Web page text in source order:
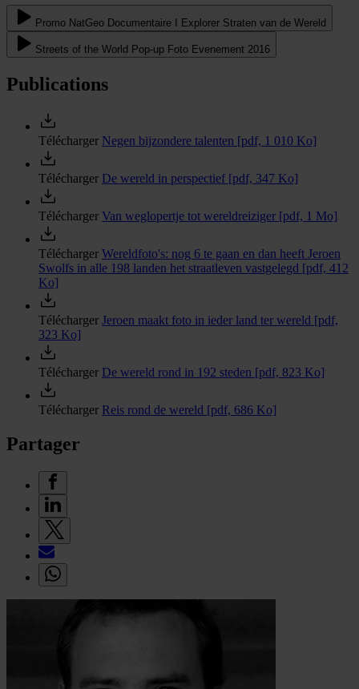
Promo NatGeo Documentaire I Explorer Straten van de Wereld
Streets of the World Pop-up Foto Evenement 2016
Publications
Télécharger Negen bijzondere talenten [pdf, 1 010 Ko]
Télécharger De wereld in perspectief [pdf, 347 Ko]
Télécharger Van weglopertje tot wereldreiziger [pdf, 1 Mo]
Télécharger Wereldfoto's: nog 6 te gaan en dan heeft Jeroen
Swolfs in alle 198 landen het straatleven vastgelegd [pdf, 412
Ko]
Télécharger Jeroen maakt foto in ieder land ter wereld [pdf,
323 Ko]
Télécharger De wereld rond in 192 steden [pdf, 823 Ko]
Télécharger Reis rond de wereld [pdf, 686 Ko]
Partager